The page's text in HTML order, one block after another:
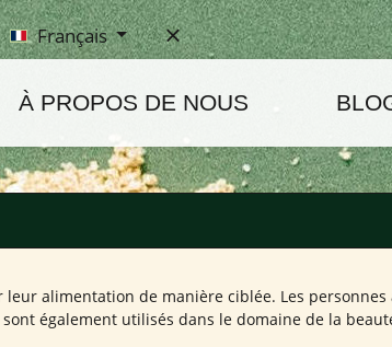
Français
À PROPOS DE NOUS
alimentation de manière ciblée. Les
également utilisés dans le domaine de la